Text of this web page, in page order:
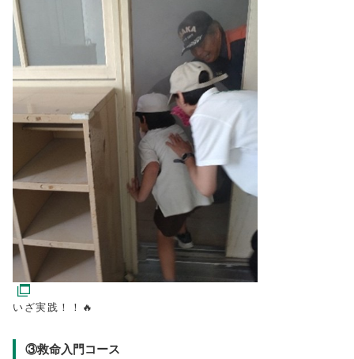
いざ実践！！🔥
③救命入門コース